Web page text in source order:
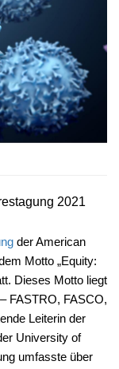
2021
der American
Motto „Equity:
Dieses Motto liegt
FASTRO, FASCO,
Leiterin der
University of
umfasste über